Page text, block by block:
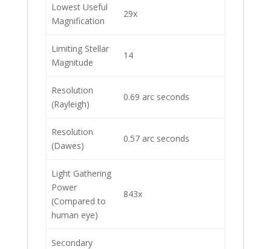
Lowest Useful
Magnification
29x
Limiting Stellar
Magnitude
14
Resolution
(Rayleigh)
0.69 arc seconds
Resolution
(Dawes)
0.57 arc seconds
Light Gathering
Power
(Compared to
human eye)
843x
Secondary